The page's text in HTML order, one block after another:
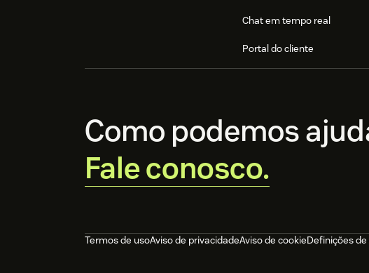
Chat em tempo real
Portal do cliente
Como podemos
Fale conosco.
Termos de usoAviso de privacidadeAviso de cookieDefinições